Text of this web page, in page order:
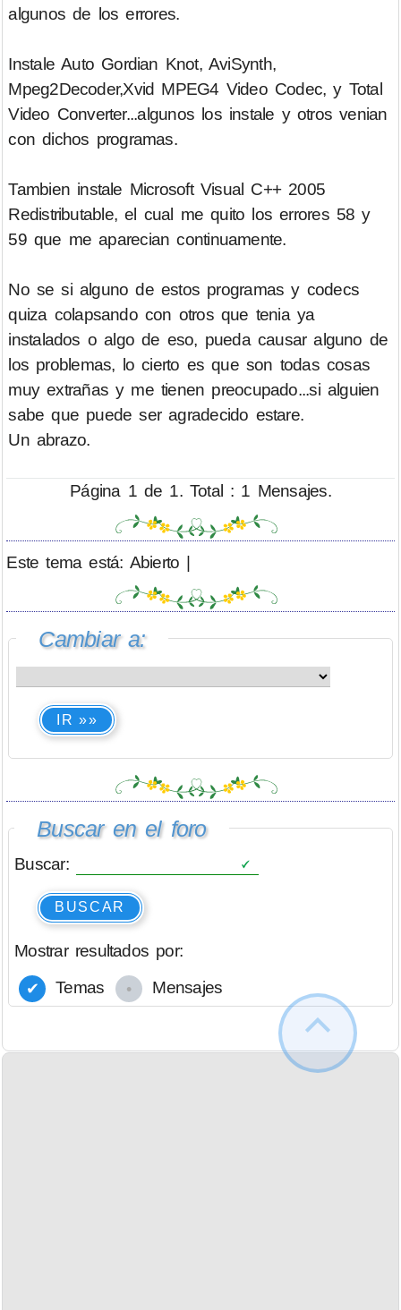
algunos de los errores.
Instale Auto Gordian Knot, AviSynth,
Mpeg2Decoder,Xvid MPEG4 Video Codec, y Total
Video Converter...algunos los instale y otros venian
con dichos programas.
Tambien instale Microsoft Visual C++ 2005
Redistributable, el cual me quito los errores 58 y
59 que me aparecian continuamente.
No se si alguno de estos programas y codecs
quiza colapsando con otros que tenia ya
instalados o algo de eso, pueda causar alguno de
los problemas, lo cierto es que son todas cosas
muy extrañas y me tienen preocupado...si alguien
sabe que puede ser agradecido estare.
Un abrazo.
Página 1 de 1. Total : 1 Mensajes.
Este tema está: Abierto |
Cambiar a:
IR »»
Buscar en el foro
Buscar:
BUSCAR
Mostrar resultados por:
Temas
Mensajes